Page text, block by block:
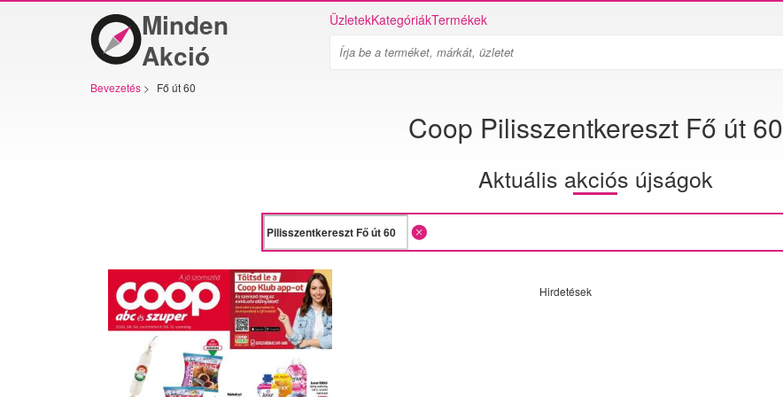
Minden
Akció
ÜzletekKategóriákTermékek
Bevezetés > Fő út 60
Coop Pilisszentkereszt Fő út 60
Aktuális akciós újságok
Hirdetések